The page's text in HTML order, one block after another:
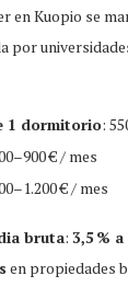
en Kuopio se
por
1 dormitorio:
€ / mes
€ / mes
bruta: 3,5 % a
en propiedades